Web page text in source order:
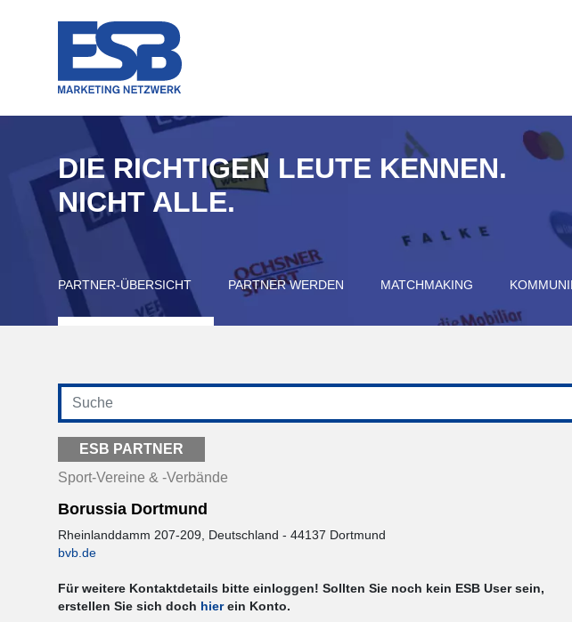
DIE RICHTIGEN LEUTE KENNEN.
NICHT ALLE.
PARTNER-ÜBERSICHT PARTNER WERDEN MATCHMAKING
ESB PARTNER
Sport-Vereine & -Verbände
Borussia Dortmund
Rheinlanddamm 207-209, Deutschland - 44137 Dortmund
bvb.de
Für weitere Kontaktdetails bitte einloggen! Sollten Sie noch kein ESB User sein,
erstellen Sie sich doch hierein Konto.